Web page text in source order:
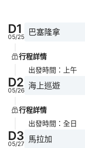
D1
05/25 巴塞隆拿
行程詳情
出發時間 ： 上午
D2
05/26 海上巡遊
行程詳情
出發時間 ： 全日
D3
05/27 馬拉加